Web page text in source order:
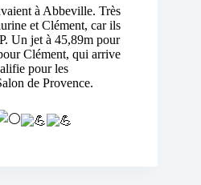
à Abbeville. Très
et Clément, car ils
Un jet à 45,89m pour
Clément, qui arrive
pour les
de Provence.